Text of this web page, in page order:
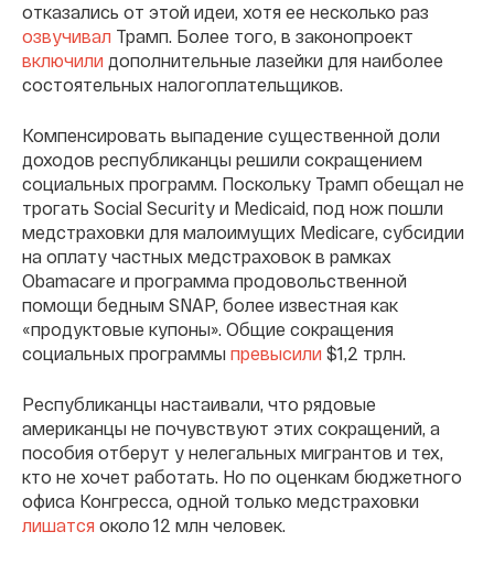
отказались от этой идеи, хотя ее несколько раз
озвучивал Трамп. Более того, в законопроект
включили дополнительные лазейки для наиболее
состоятельных налогоплательщиков.
Компенсировать выпадение существенной доли
доходов республиканцы решили сокращением
социальных программ. Поскольку Трамп обещал не
трогать Social Security и Medicaid, под нож пошли
медстраховки для малоимущих Medicare, субсидии
на оплату частных медстраховок в рамках
Obamacare и программа продовольственной
помощи бедным SNAP, более известная как
«продуктовые купоны». Общие сокращения
социальных программы превысили $1,2 трлн.
Республиканцы настаивали, что рядовые
американцы не почувствуют этих сокращений, а
пособия отберут у нелегальных мигрантов и тех,
кто не хочет работать. Но по оценкам бюджетного
офиса Конгресса, одной только медстраховки
лишатся около 12 млн человек.